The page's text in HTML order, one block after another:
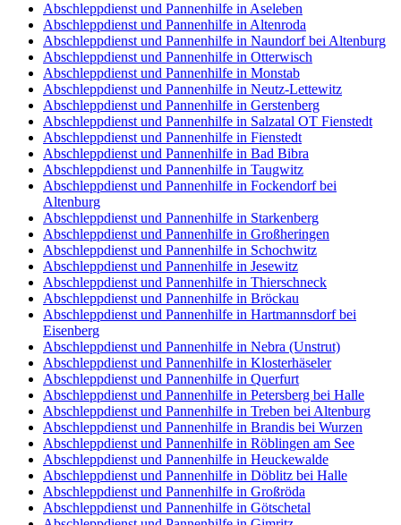
Abschleppdienst und Pannenhilfe in Aseleben
Abschleppdienst und Pannenhilfe in Altenroda
Abschleppdienst und Pannenhilfe in Naundorf bei Altenburg
Abschleppdienst und Pannenhilfe in Otterwisch
Abschleppdienst und Pannenhilfe in Monstab
Abschleppdienst und Pannenhilfe in Neutz-Lettewitz
Abschleppdienst und Pannenhilfe in Gerstenberg
Abschleppdienst und Pannenhilfe in Salzatal OT Fienstedt
Abschleppdienst und Pannenhilfe in Fienstedt
Abschleppdienst und Pannenhilfe in Bad Bibra
Abschleppdienst und Pannenhilfe in Taugwitz
Abschleppdienst und Pannenhilfe in Fockendorf bei
Altenburg
Abschleppdienst und Pannenhilfe in Starkenberg
Abschleppdienst und Pannenhilfe in Großheringen
Abschleppdienst und Pannenhilfe in Schochwitz
Abschleppdienst und Pannenhilfe in Jesewitz
Abschleppdienst und Pannenhilfe in Thierschneck
Abschleppdienst und Pannenhilfe in Bröckau
Abschleppdienst und Pannenhilfe in Hartmannsdorf bei
Eisenberg
Abschleppdienst und Pannenhilfe in Nebra (Unstrut)
Abschleppdienst und Pannenhilfe in Klosterhäseler
Abschleppdienst und Pannenhilfe in Querfurt
Abschleppdienst und Pannenhilfe in Petersberg bei Halle
Abschleppdienst und Pannenhilfe in Treben bei Altenburg
Abschleppdienst und Pannenhilfe in Brandis bei Wurzen
Abschleppdienst und Pannenhilfe in Röblingen am See
Abschleppdienst und Pannenhilfe in Heuckewalde
Abschleppdienst und Pannenhilfe in Döblitz bei Halle
Abschleppdienst und Pannenhilfe in Großröda
Abschleppdienst und Pannenhilfe in Götschetal